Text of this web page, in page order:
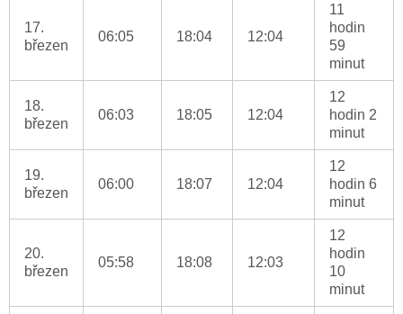
17.
březen
06:05 18:04 12:04
11
hodin
59
minut
18.
březen
06:03 18:05 12:04
12
hodin 2
minut
19.
březen
06:00 18:07 12:04
12
hodin 6
minut
20.
březen
05:58 18:08 12:03
12
hodin
10
minut